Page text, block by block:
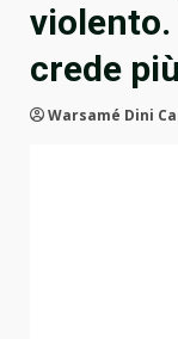
violento.
crede
Warsamé Dini